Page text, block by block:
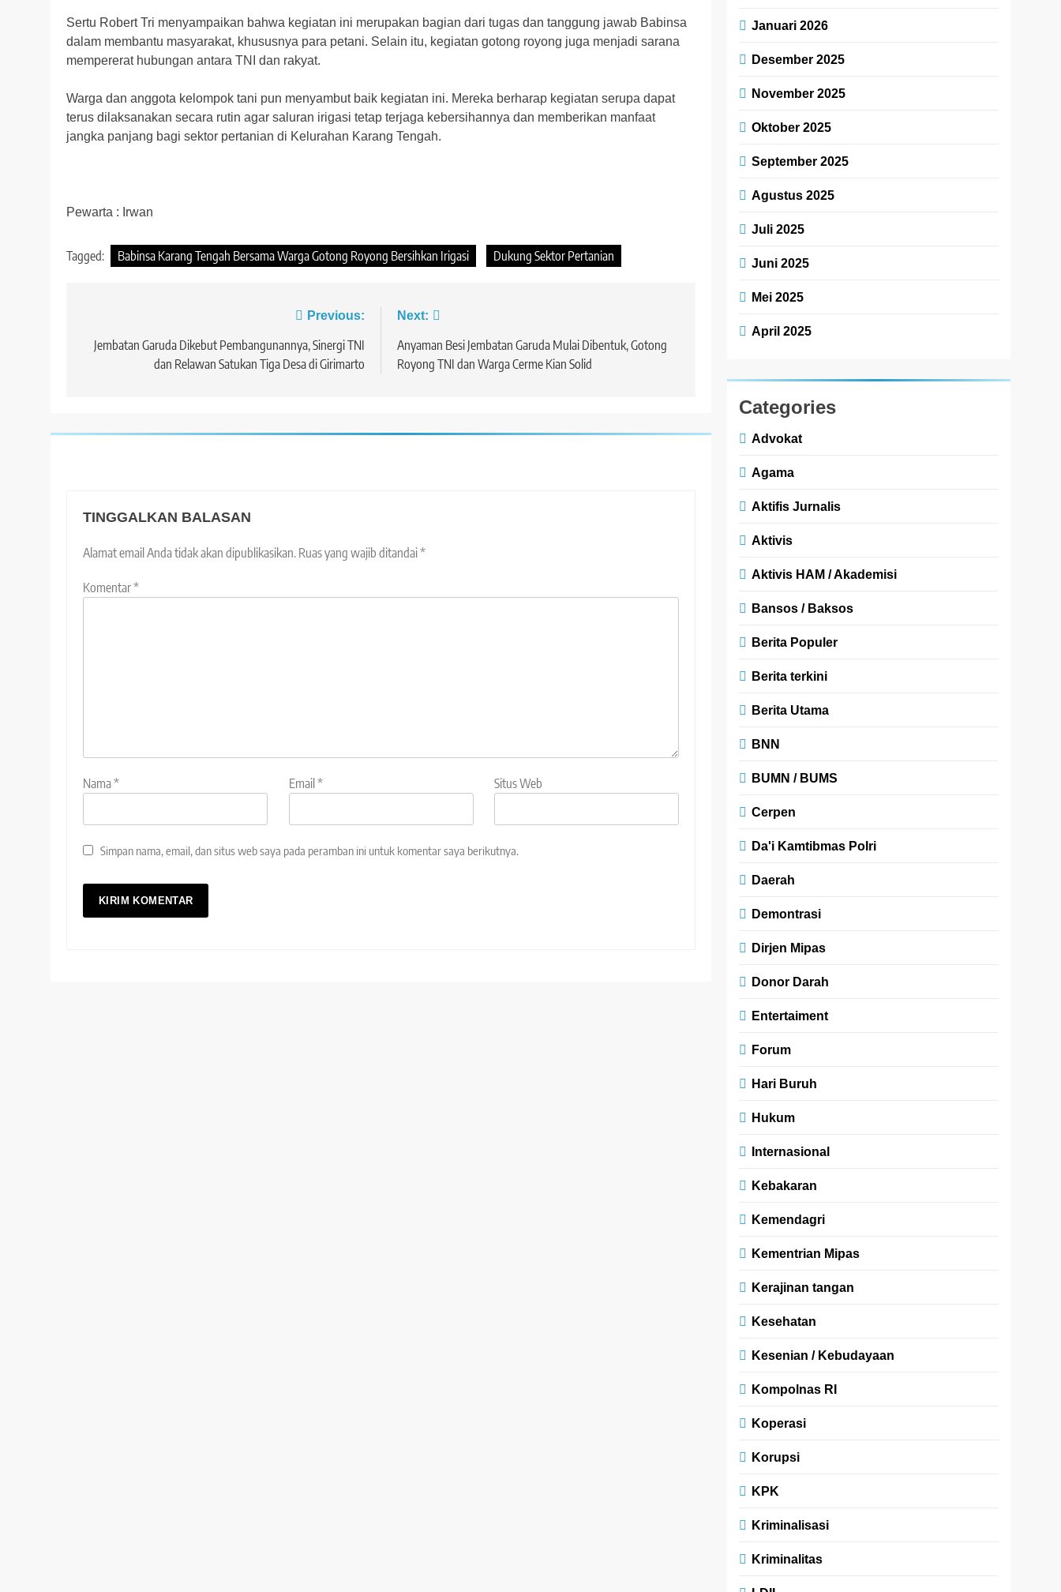
Sertu Robert Tri menyampaikan bahwa kegiatan ini merupakan bagian dari tugas dan tanggung jawab Babinsa
dalam membantu masyarakat, khususnya para petani. Selain itu, kegiatan gotong royong juga menjadi sarana
mempererat hubungan antara TNI dan rakyat.
Warga dan anggota kelompok tani pun menyambut baik kegiatan ini. Mereka berharap kegiatan serupa dapat
terus dilaksanakan secara rutin agar saluran irigasi tetap terjaga kebersihannya dan memberikan manfaat
jangka panjang bagi sektor pertanian di Kelurahan Karang Tengah.
Pewarta : Irwan
Tagged: Babinsa Karang Tengah Bersama Warga Gotong Royong Bersihkan Irigasi Dukung Sektor Pertanian
pos
Previous:
Jembatan Garuda Dikebut Pembangunannya, Sinergi TNI
dan Relawan Satukan Tiga Desa di Girimarto
Next:
Anyaman Besi Jembatan Garuda Mulai Dibentuk, Gotong
Royong TNI dan Warga Cerme Kian Solid
TINGGALKAN BALASAN
Alamat email Anda tidak akan dipublikasikan. Ruas yang wajib ditandai*
Komentar*
Nama* Email * Situs Web
Simpan nama, email, dan situs web saya pada peramban ini untuk komentar saya berikutnya.
Januari 2026
Desember 2025
November 2025
Oktober 2025
September 2025
Agustus 2025
Juli 2025
Juni 2025
Mei 2025
April 2025
Categories
Advokat
Agama
Aktifis Jurnalis
Aktivis
Aktivis HAM / Akademisi
Bansos / Baksos
Berita Populer
Berita terkini
Berita Utama
BNN
BUMN / BUMS
Cerpen
Da'i Kamtibmas Polri
Daerah
Demontrasi
Dirjen Mipas
Donor Darah
Entertaiment
Forum
Hari Buruh
Hukum
Internasional
Kebakaran
Kemendagri
Kementrian Mipas
Kerajinan tangan
Kesehatan
Kesenian / Kebudayaan
Kompolnas RI
Koperasi
Korupsi
KPK
Kriminalisasi
Kriminalitas